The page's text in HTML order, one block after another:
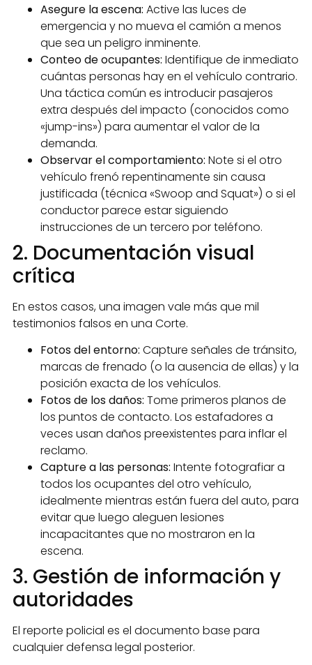
Asegure la escena: Active las luces de
emergencia y no mueva el camión a menos
que sea un peligro inminente.
Conteo de ocupantes: Identifique de inmediato
cuántas personas hay en el vehículo contrario.
Una táctica común es introducir pasajeros
extra después del impacto (conocidos como
«jump-ins») para aumentar el valor de la
demanda.
Observar el comportamiento: Note si el otro
vehículo frenó repentinamente sin causa
justificada (técnica «Swoop and Squat») o si el
conductor parece estar siguiendo
instrucciones de un tercero por teléfono.
2. Documentación visual
crítica
En estos casos, una imagen vale más que mil
testimonios falsos en una Corte.
Fotos del entorno: Capture señales de tránsito,
marcas de frenado (o la ausencia de ellas) y la
posición exacta de los vehículos.
Fotos de los daños: Tome primeros planos de
los puntos de contacto. Los estafadores a
veces usan daños preexistentes para inflar el
reclamo.
Capture a las personas: Intente fotografiar a
todos los ocupantes del otro vehículo,
idealmente mientras están fuera del auto, para
evitar que luego aleguen lesiones
incapacitantes que no mostraron en la
escena.
3. Gestión de información y
autoridades
El reporte policial es el documento base para
cualquier defensa legal posterior.